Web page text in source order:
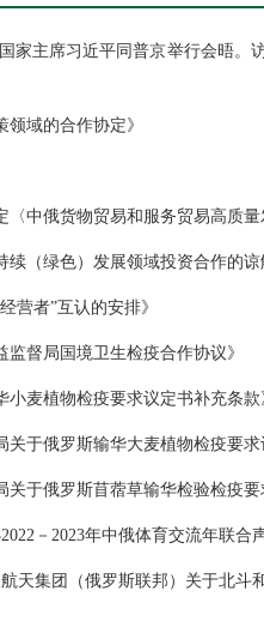
主席习近平同普京举行会晤。
域的合作协定》
俄货物贸易和服务贸易高质量
（绿色）发展领域投资合作的谅
者”互认的安排》
督局国境卫生检疫合作协议》
麦植物检疫要求议定书补充条款
俄罗斯输华大麦植物检疫要求
于俄罗斯苜蓿草输华检验检疫要
－2023年中俄体育交流年联合声
集团（俄罗斯联邦）关于北斗